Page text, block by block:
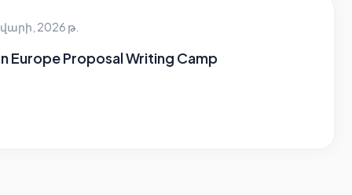
2026 թ.
Europe Proposal Writing Camp